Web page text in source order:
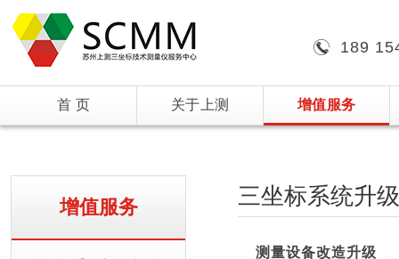
189
首 页 关于上测 增值服务
增值服务 三坐标系统升
测量设备改造升级